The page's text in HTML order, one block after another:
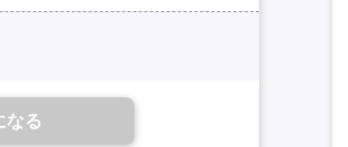
なる